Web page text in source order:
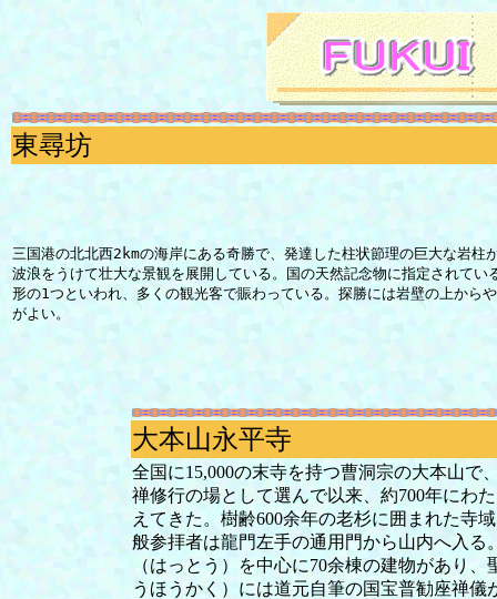
東尋坊
三国港の北北西2kmの海岸にある奇勝で、発達した柱状節理の巨大な岩柱
波浪をうけて壮大な景観を展開している。国の天然記念物に指定されて
形の1つといわれ、多くの観光客で賑わっている。探勝には岩壁の上から
がよい。
大本山永平寺
全国に15,000の末寺を持つ曹洞宗の大本山で
禅修行の場として選んで以来、約700年にわ
えてきた。樹齢600余年の老杉に囲まれた寺
般参拝者は龍門左手の通用門から山内へ入る
（はっとう）を中心に70余棟の建物があり、
うほうかく）には道元自筆の国宝普勧座禅儀